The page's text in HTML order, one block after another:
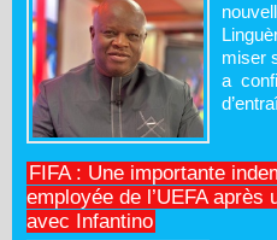
miser
a
FIFA : Une importante
employée de l’UEFA après
avec Infantino